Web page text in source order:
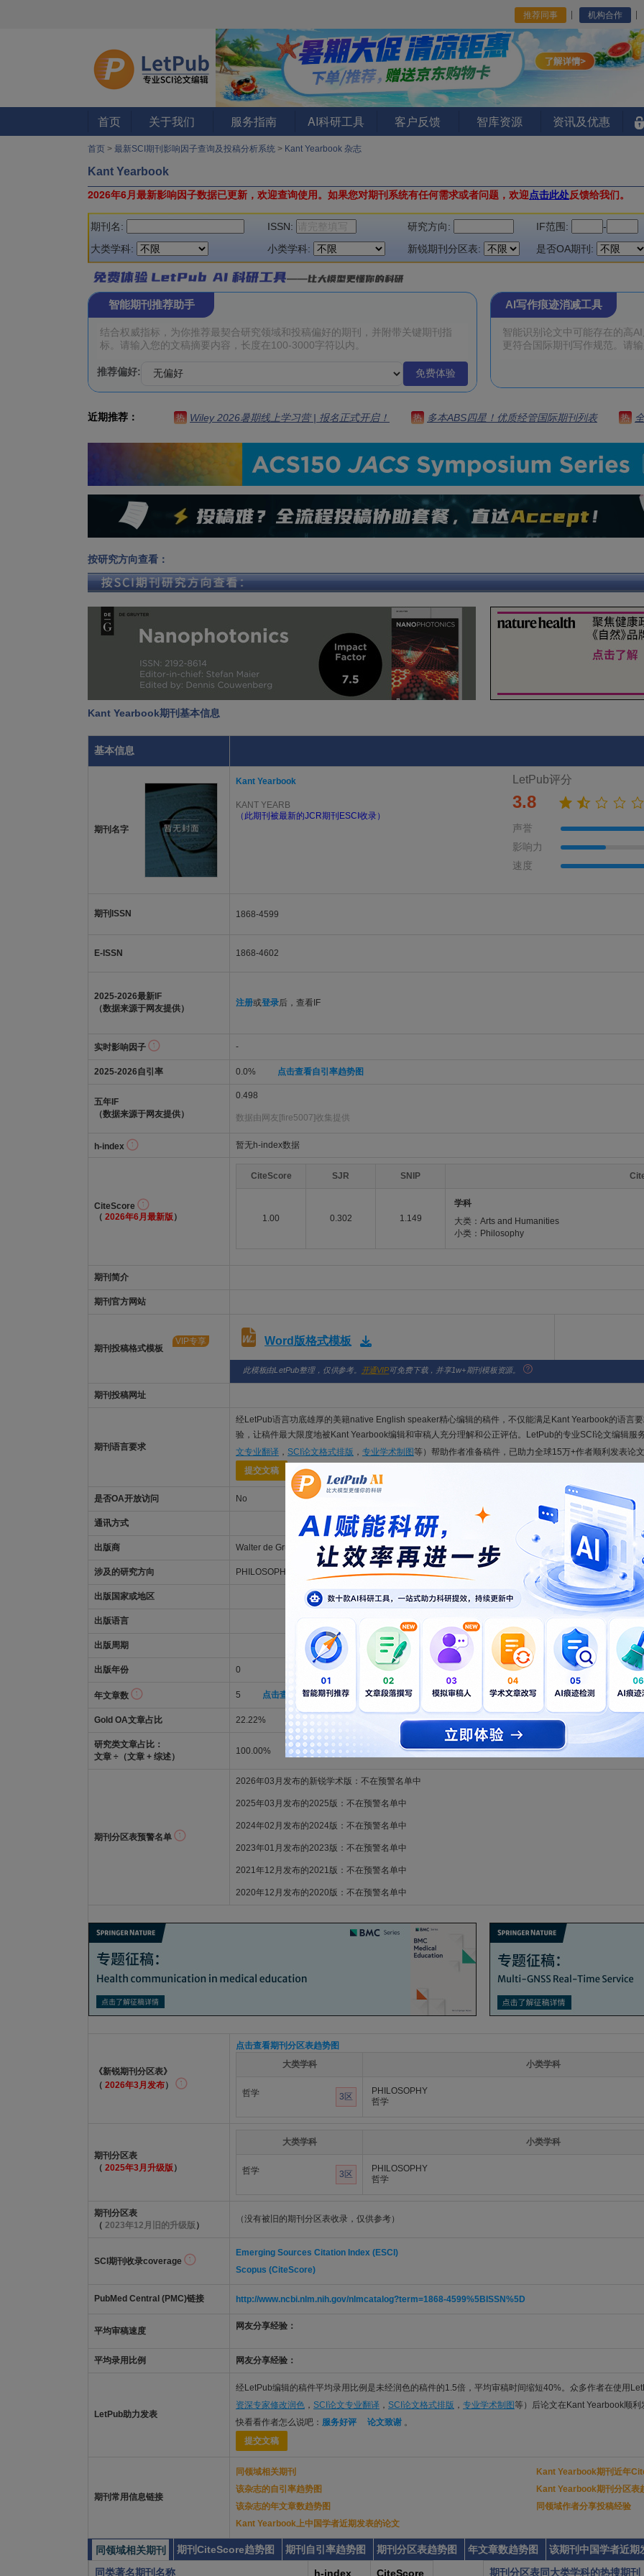
推荐同事 机构合作
首页 关于我们 服务指南 AI科研工具 客户反馈 智库资源 资讯及优惠
首页 > 最新SCI期刊影响因子查询及投稿分析系统 > Kant Yearbook 杂志
Kant Yearbook
2026年6月最新影响因子数据已更新，欢迎查询使用。 如果您对期刊系统有任何需求或者问题，欢迎点击此处反馈给我们。
期刊名: ISSN: 研究方向: IF范围:
-
大类学科:
小类学科: 新锐期刊分区表: 是否OA期刊:
智能期刊推荐助手
推荐偏好: 免费体验
AI写作痕迹消减工具
近期推荐： 热 Wiley 2026暑期线上学习营 | 报名正式开启！ 热 多本ABS四星！优质经管国际期刊列表 热
按研究方向查看：
Kant Yearbook期刊基本信息
基本信息
期刊名字
Kant Yearbook
KANT YEARB
（此期刊被最新的JCR期刊ESCI收录）
LetPub评分
3.8
声誉
影响力
速度
期刊ISSN 1868-4599
E-ISSN 1868-4602
2025-2026最新IF
（数据来源于网友提供）
注册或登录后，查看IF
实时影响因子 -
2025-2026自引率 0.0% 点击查看自引率趋势图
五年IF
（数据来源于网友提供）
0.498
数据由网友[fire5007]收集提供
h-index 暂无h-index数据
CiteScore
（ 2026年6月最新版 ）
CiteScore SJR SNIP
1.00 0.302 1.149
学科
大类：Arts and Humanities
小类：Philosophy
期刊简介
期刊官方网站
期刊投稿格式模板
VIP专享 Word版格式模板
此模板由LetPub整理，仅供参考。 开通VIP可免费下载，并享1w+期刊模板资源。
期刊投稿网址
期刊语言要求
经LetPub语言功底雄厚的美籍native English speaker精心编辑的稿件，不仅能满足Kant Yearbook的语言
验，让稿件最大限度地被Kant Yearbook编辑和审稿人充分理解和公正评估。LetPub的专业SCI论文编辑服
文专业翻译 ， SCI论文格式排版 ， 专业学术制图等）帮助作者准备稿件，已助力全球15万+作者顺利发表论
提交文稿
是否OA开放访问 No
通讯方式
出版商 Walter de Gruyter
涉及的研究方向 PHILOSOPHY-
出版国家或地区
出版语言
出版周期
出版年份 0
年文章数 5 点击查看年文章数趋势图
Gold OA文章占比 22.22%
研究类文章占比：
文章 ÷（文章 + 综述）
100.00%
期刊分区表预警名单
2026年03月发布的新锐学术版：不在预警名单中
2025年03月发布的2025版：不在预警名单中
2024年02月发布的2024版：不在预警名单中
2023年01月发布的2023版：不在预警名单中
2021年12月发布的2021版：不在预警名单中
2020年12月发布的2020版：不在预警名单中
《新锐期刊分区表》
（ 2026年3月发布）
点击查看期刊分区表趋势图
大类学科
小类学科
哲学 3区
PHILOSOPHY
哲学
期刊分区表
（ 2025年3月升级版 ）
大类学科 小类学科
哲学 3区
PHILOSOPHY
哲学
期刊分区表
（ 2023年12月旧的升级版 ）
（没有被旧的期刊分区表收录，仅供参考）
SCI期刊收录coverage
Emerging Sources Citation Index (ESCI)
Scopus (CiteScore)
PubMed Central (PMC)链接 http://www.ncbi.nlm.nih.gov/nlmcatalog?term=1868-4599%5BISSN%5D
平均审稿速度 网友分享经验：
平均录用比例 网友分享经验：
LetPub助力发表
经LetPub编辑的稿件平均录用比例是未经润色的稿件的1.5倍，平均审稿时间缩短40%。众多作者在使用
资深专家修改润色 ， SCI论文专业翻译 ， SCI论文格式排版 ， 专业学术制图等）后论文在Kant Yearbook顺利
快看看作者怎么说吧： 服务好评 论文致谢 。
提交文稿
期刊常用信息链接
同领域相关期刊
Kant Yearbook期刊近年
该杂志的自引率趋势图
Kant Yearbook期刊分区表
该杂志的年文章数趋势图
同领域作者分享投稿经验
Kant Yearbook上中国学者近期发表的论文
同领域相关期刊 期刊CiteScore趋势图 期刊自引率趋势图 期刊分区表趋势图 年文章数趋势图
该期刊中国学者近期
同类著名期刊名称
h-index CiteScore 期刊分区表同大类学科的热搜期刊